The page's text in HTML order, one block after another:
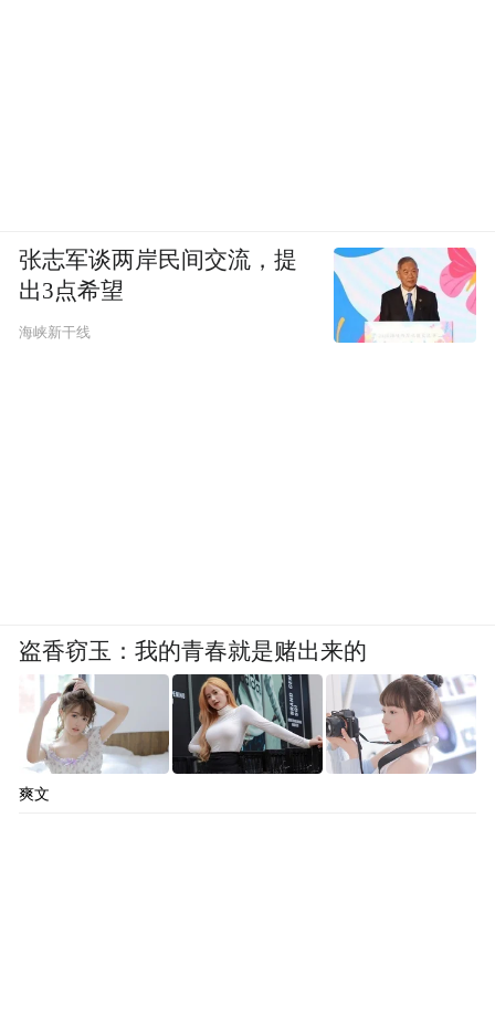
张志军谈两岸民间交流，提
出3点希望
海峡新干线
盗香窃玉：我的青春就是赌出来的
爽文